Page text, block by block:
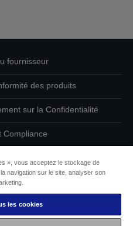
fournisseur
des produits
sur la Confidentialité
Compliance
les cookies
pour l’accessibilité
», vous acceptez le stockage de
navigation sur le site, analyser son
les cookies